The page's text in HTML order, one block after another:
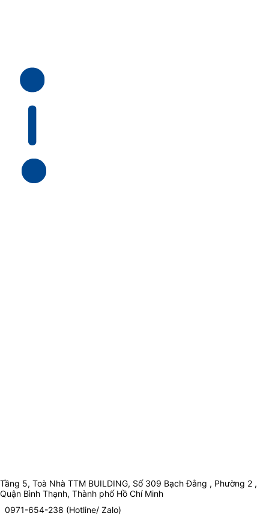
Tầng 5, Toà Nhà TTM BUILDING, Số 309 Bạch Đằng , Phường 2 ,
Quận Bình Thạnh, Thành phố Hồ Chí Minh
0971-654-238 (Hotline/ Zalo)